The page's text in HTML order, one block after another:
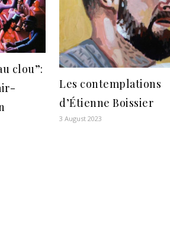
clou”:
Les contemplations
d’Étienne Boissier
3 August 2023